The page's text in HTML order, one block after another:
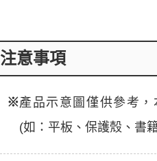
注意事項
※產品示意圖僅供參考
(如：平板、保護殼、書